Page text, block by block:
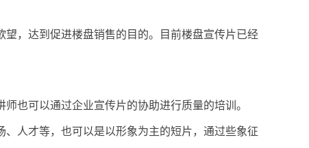
，达到促进楼盘销售的目的。目前楼盘宣传片已经
也可以通过企业宣传片的协助进行质量的培训。
人才等，也可以是以形象为主的短片，通过些象征